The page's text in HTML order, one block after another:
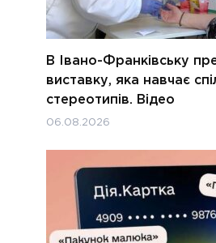
В Івано-Франківську
виставку, яка навчає
стереотипів. Відео
06.08.2026